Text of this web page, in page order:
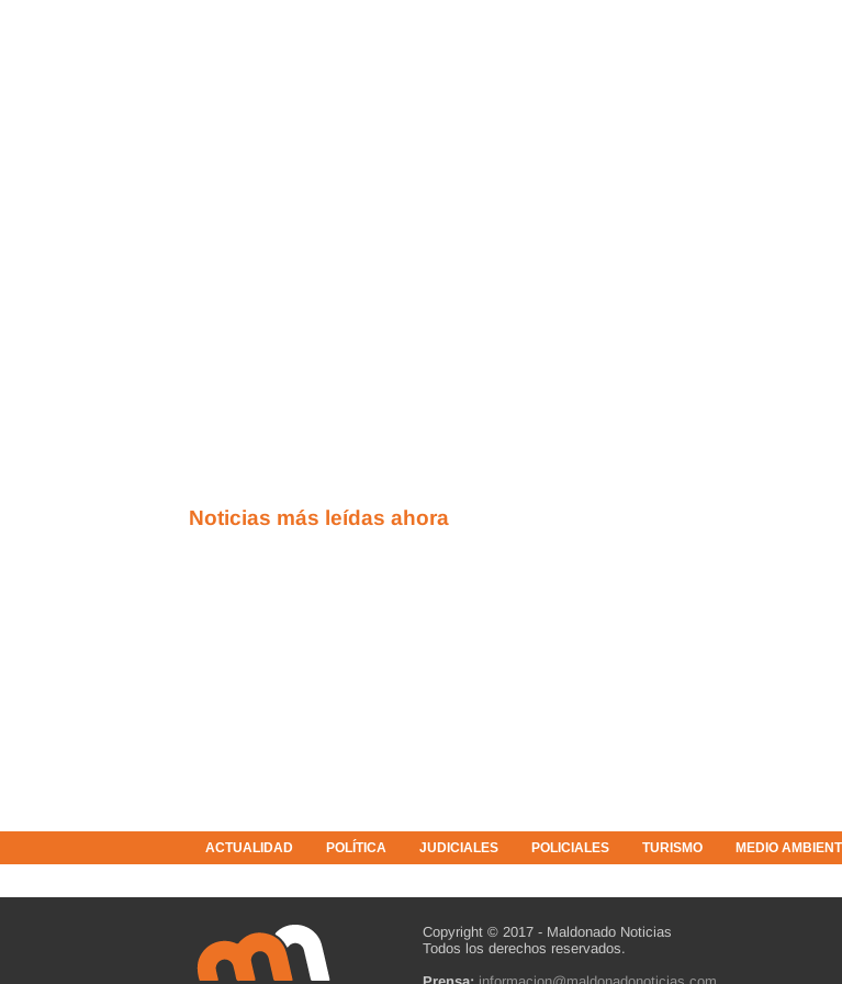
Noticias más leídas ahora
ACTUALIDAD POLÍTICA JUDICIALES POLICIALES TURISMO MEDIO
Copyright © 2017 - Maldonado Noticias
Todos los derechos reservados.